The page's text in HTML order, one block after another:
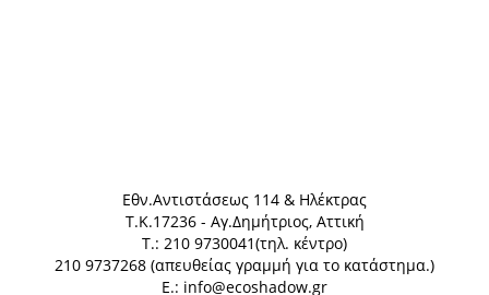
Eθν.Αντιστάσεως 114 & Ηλέκτρας
Τ.Κ.17236 - Αγ.Δημήτριος, Αττική
Τ.: 210 9730041(τηλ. κέντρο)
210 9737268 (απευθείας γραμμή για το κατάστημα.)
E.: info@ecoshadow.gr